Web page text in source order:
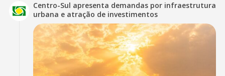
Centro-Sul apresenta demandas por infraestrutura
urbana e atração de investimentos